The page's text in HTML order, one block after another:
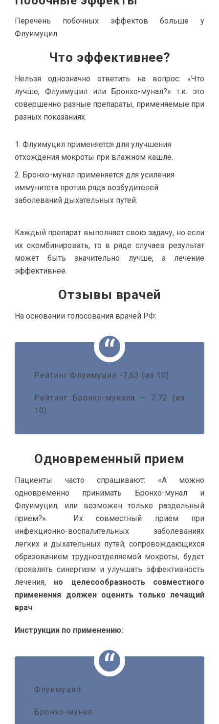
Перечень побочных эффектов больше у
Флуимуцил.
Что эффективнее?
Нельзя однозначно ответить на вопрос: «Что
лучше, Флуимуцил или Бронхо-мунал?» т.к. это
совершенно разные препараты, применяемые при
разных показаниях.
Флуимуцил применяется для улучшения
отхождения мокроты при влажном кашле.
Бронхо-мунал применяется для усиления
иммунитета против ряда возбудителей
заболеваний дыхательных путей.
Каждый препарат выполняет свою задачу, но если
их скомбинировать, то в ряде случаев результат
может быть значительно лучше, а лечение
эффективнее.
Отзывы врачей
На основании голосования врачей РФ:
Рейтинг Флуимуцил -7,63 (из 10)
Рейтинг Бронхо-мунала — 7,72 (из
10)
Одновременный прием
Пациенты часто спрашивают: «А можно
одновременно принимать Бронхо-мунал и
Флуимуцил, или возможен только раздельный
прием?». Их совместный прием при
инфекционно-воспалительных заболеваниях
легких и дыхательных путей, сопровождающихся
образованием трудноотделяемой мокроты, будет
проявлять синергизм и улучшать эффективность
лечения, но целесообразность совместного
применения должен оценить только лечащий
врач.
Инструкции по применению:
Флуимуцил
Бронхо-мунал